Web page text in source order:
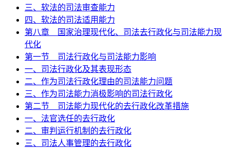
三、软法的司法审查能力
四、软法的司法适用能力
第八章 国家治理现代化、司法去行政化与司法能力现
代化
第一节 司法行政化与司法能力影响
一、司法行政化及其表现形态
二、作为司法行政化理由的司法能力问题
三、作为司法能力消极影响的司法行政化
第二节 司法能力现代化的去行政化改革措施
一、法官选任的去行政化
二、审判运行机制的去行政化
三、司法人事管理的去行政化